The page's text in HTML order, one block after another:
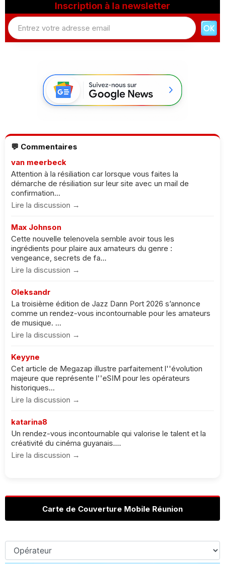
Inscription à la newsletter
💬 Commentaires
van meerbeck
Attention à la résiliation car lorsque vous faites la
démarche de résiliation sur leur site avec un mail de
confirmation...
Lire la discussion →
Max Johnson
Cette nouvelle telenovela semble avoir tous les
ingrédients pour plaire aux amateurs du genre :
vengeance, secrets de fa...
Lire la discussion →
Oleksandr
La troisième édition de Jazz Dann Port 2026 s’annonce
comme un rendez-vous incontournable pour les amateurs
de musique. ...
Lire la discussion →
Keyyne
Cet article de Megazap illustre parfaitement l''évolution
majeure que représente l''eSIM pour les opérateurs
historiques...
Lire la discussion →
katarina8
Un rendez-vous incontournable qui valorise le talent et la
créativité du cinéma guyanais....
Lire la discussion →
Carte de Couverture Mobile Réunion